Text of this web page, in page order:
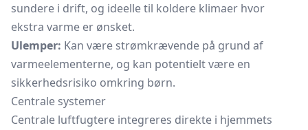
sundere i drift, og ideelle til koldere klimaer hvor
ekstra varme er ønsket.
Ulemper: Kan være strømkrævende på grund af
varmeelementerne, og kan potentielt være en
sikkerhedsrisiko omkring børn.
Centrale systemer
Centrale luftfugtere integreres direkte i hjemmets